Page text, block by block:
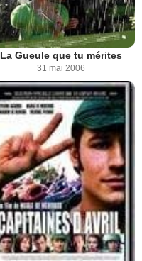
La Gueule que tu mérites
31 mai 2006